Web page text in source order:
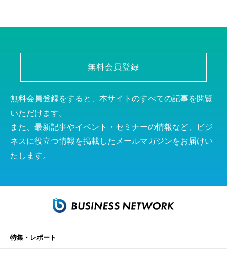
無料会員登録
無料会員登録をすると、本サイトのすべての記事を閲覧
いただけます。
また、最新記事やイベント・セミナーの情報など、ビジ
ネスに役立つ情報を掲載したメールマガジンをお届けい
たします。
特集・レポート